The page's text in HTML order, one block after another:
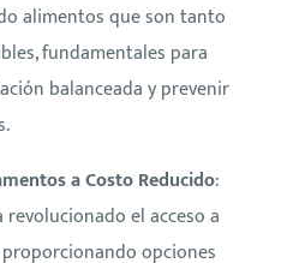
alimentos que son tanto
fundamentales para
balanceada y prevenir
a Costo Reducido:
revolucionado el acceso a
opciones